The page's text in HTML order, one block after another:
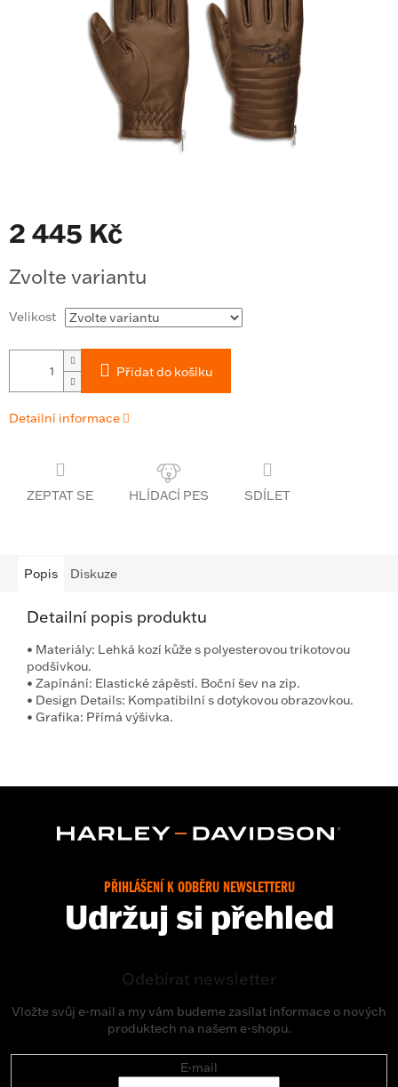
2 445 Kč
cena:
Zvolte variantu
Velikost
Přidat do košíku
Detailní informace
ZEPTAT SE SDÍLET
Popis Diskuze
Detailní popis produktu
• Materiály: Lehká kozí kůže s polyesterovou trikotovou
podšívkou.
• Zapínání: Elastické zápěstí. Boční šev na zip.
• Design Details: Kompatibilní s dotykovou obrazovkou.
• Grafika: Přímá výšivka.
PŘIHLÁŠENÍ K ODBĚRU NEWSLETTERU
Udržuj si přehled
Odebírat newsletter
Vložte svůj e-mail a my vám budeme zasílat informace o nových
produktech na našem e-shopu.
E-mail